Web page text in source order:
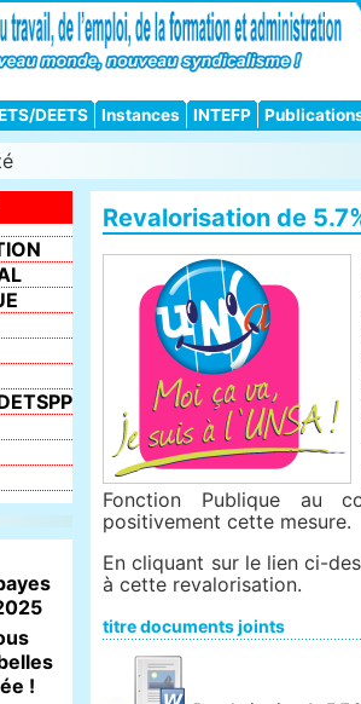
DEETS Instances INTEFP
Revalorisation de
Fonction Publique au
positivement cette mesure.
En cliquant sur le lien ci-
à cette revalorisation.
titre documents joints
!